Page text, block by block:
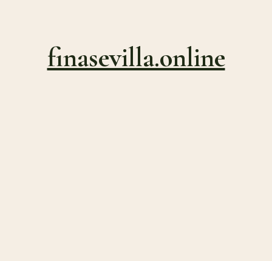
finasevilla.online